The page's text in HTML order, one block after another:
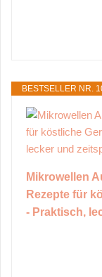
BESTSELLER NR.
Mikrowellen
Rezepte für
- Praktisch,